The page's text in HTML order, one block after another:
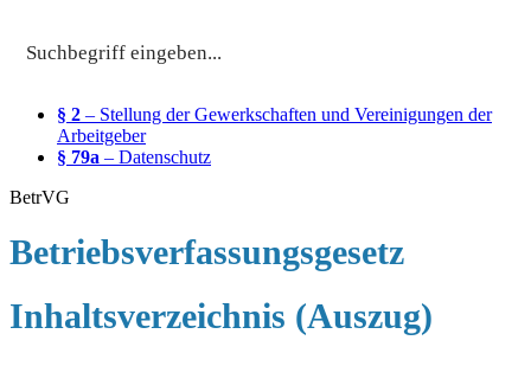
§ 2 – Stellung der Gewerkschaften und Vereinigungen der
Arbeitgeber
§ 79a – Datenschutz
BetrVG
Betriebsverfassungsgesetz
Inhaltsverzeichnis (Auszug)